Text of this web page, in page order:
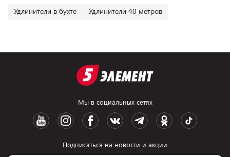
Удлинители в бухте Удлинители 40 метров
Мы в социальных сетях
Подписаться на новости и акции